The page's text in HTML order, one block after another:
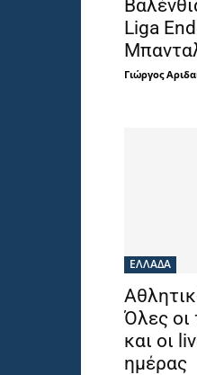
Liga
Γιώργος
ΕΛΛΑΔΑ
Όλες οι
και οι
ημέρας